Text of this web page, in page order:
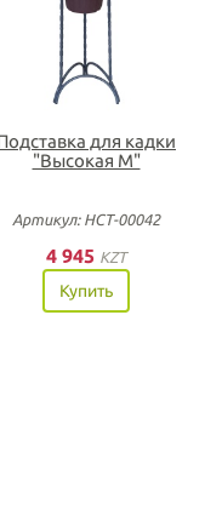
для кадки
"Высокая М"
Артикул: НСТ-00042
4 945 KZT
Купить